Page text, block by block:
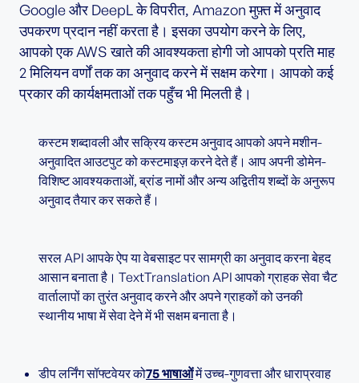
Google और DeepL के विपरीत, Amazon मुफ़्त में अनुवाद
उपकरण प्रदान नहीं करता है। इसका उपयोग करने के लिए,
आपको एक AWS खाते की आवश्यकता होगी जो आपको प्रति माह
2 मिलियन वर्णों तक का अनुवाद करने में सक्षम करेगा। आपको कई
प्रकार की कार्यक्षमताओं तक पहुँच भी मिलती है।
कस्टम शब्दावली और सक्रिय कस्टम अनुवाद आपको अपने मशीन-
अनुवादित आउटपुट को कस्टमाइज़ करने देते हैं। आप अपनी डोमेन-
विशिष्ट आवश्यकताओं, ब्रांड नामों और अन्य अद्वितीय शब्दों के अनुरूप
अनुवाद तैयार कर सकते हैं।
सरल API आपके ऐप या वेबसाइट पर सामग्री का अनुवाद करना बेहद
आसान बनाता है। TextTranslation API आपको ग्राहक सेवा चैट
वार्तालापों का तुरंत अनुवाद करने और अपने ग्राहकों को उनकी
स्थानीय भाषा में सेवा देने में भी सक्षम बनाता है।
डीप लर्निंग सॉफ्टवेयर को75 भाषाओंमें उच्च-गुणवत्ता और धाराप्रवाह